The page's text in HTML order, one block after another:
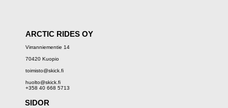
ARCTIC RIDES OY
Virranniementie 14
70420 Kuopio
toimisto@skick.fi
huolto@skick.fi
+358 40 668 5713
SIDOR